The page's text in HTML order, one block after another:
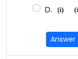
D.
Answer